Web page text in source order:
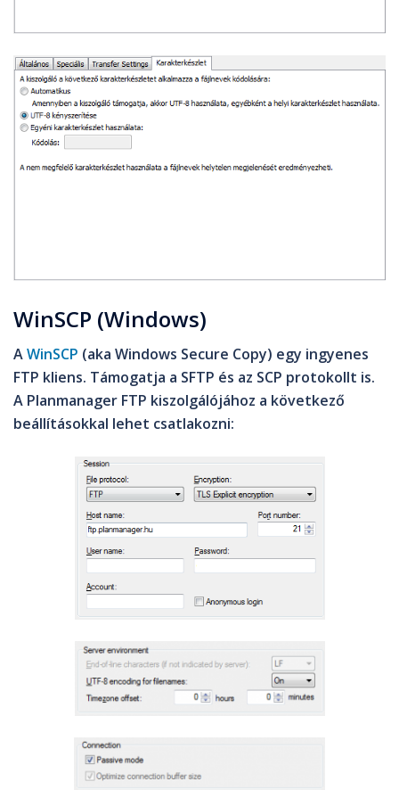
WinSCP (Windows)
AWinSCP (aka Windows Secure Copy) egy ingyenes
FTP kliens. Támogatja a SFTP és az SCP protokollt is.
A Planmanager FTP kiszolgálójához a következő
beállításokkal lehet csatlakozni: